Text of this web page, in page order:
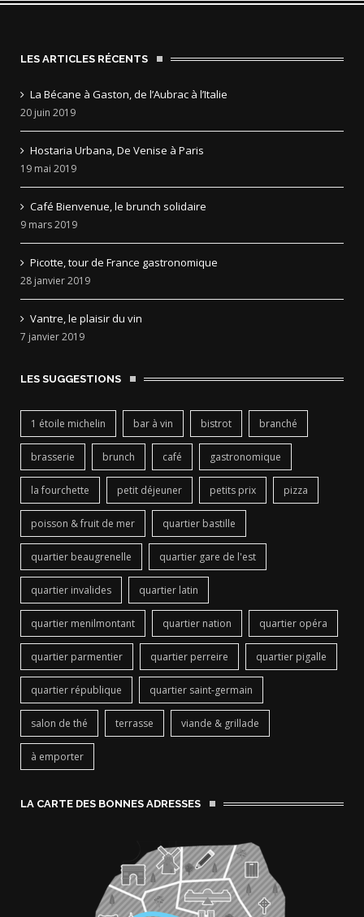
LES ARTICLES RÉCENTS
La Bécane à Gaston, de l’Aubrac à l’Italie
20 juin 2019
Hostaria Urbana, De Venise à Paris
19 mai 2019
Café Bienvenue, le brunch solidaire
9 mars 2019
Picotte, tour de France gastronomique
28 janvier 2019
Vantre, le plaisir du vin
7 janvier 2019
LES SUGGESTIONS
1 étoile michelin bar à vin bistrot branché
brasserie brunch café gastronomique
la fourchette petit déjeuner petits prix pizza
poisson & fruit de mer quartier bastille
quartier beaugrenelle quartier gare de l'est
quartier invalides quartier latin
quartier menilmontant quartier nation quartier opéra
quartier parmentier quartier perreire quartier pigalle
quartier république quartier saint-germain
salon de thé terrasse viande & grillade
à emporter
LA CARTE DES BONNES ADRESSES